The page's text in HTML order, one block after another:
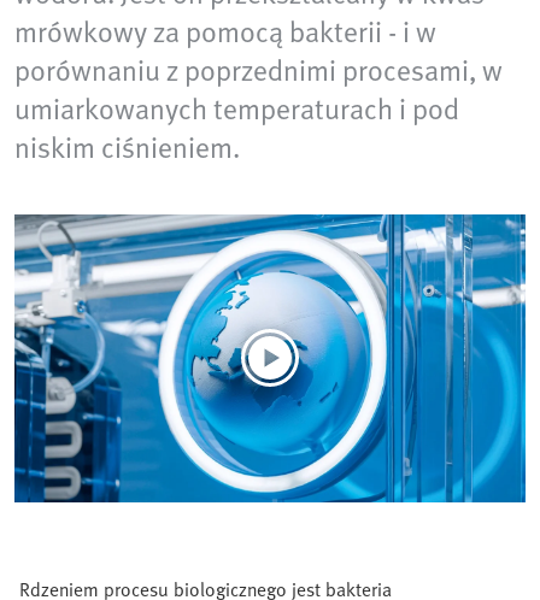
mrówkowy za pomocą bakterii - i w
porównaniu z poprzednimi procesami, w
umiarkowanych temperaturach i pod
niskim ciśnieniem.
Rdzeniem procesu biologicznego jest bakteria